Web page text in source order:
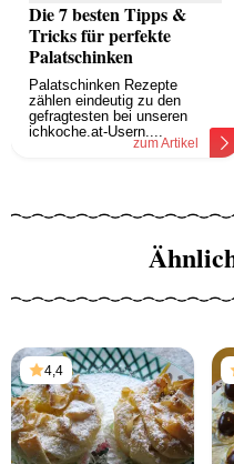
Die 7 besten Tipps &
Tricks für perfekte
Palatschinken
Palatschinken Rezepte
zählen eindeutig zu den
gefragtesten bei unseren
ichkoche.at-Usern....
zum Artikel
4,4